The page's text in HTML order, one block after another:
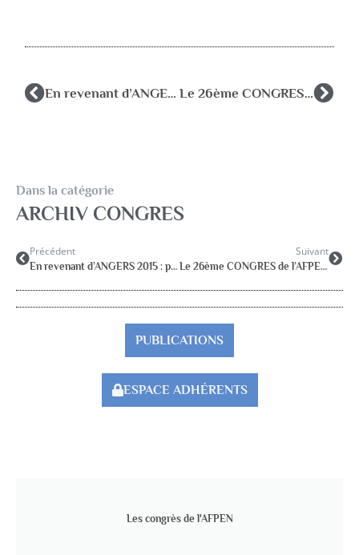
En revenant d’ANGERS 2015 : propos de congressistes Le 26ème CONGRES de l’AFPEN à DEAUVILLE
Dans la catégorie
ARCHIV CONGRES
Précédent
En revenant d’ANGERS 2015 : propos de congressistes
Suivant
Le 26ème CONGRES de l’AFPEN à DEAUVILLE
PUBLICATIONS
ESPACE ADHÉRENTS
Les congrès de l'AFPEN